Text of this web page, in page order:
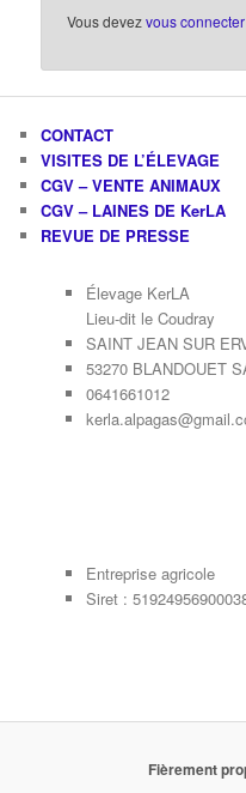
Vous devezvous connecter
CONTACT
VISITES DE L’ÉLEVAGE
CGV – VENTE ANIMAUX
CGV – LAINES DE KerLA
REVUE DE PRESSE
Élevage KerLA
Lieu-dit le Coudray
SAINT JEAN SUR
53270 BLANDOUET
0641661012
Entreprise agricole
Siret :
Fièrement